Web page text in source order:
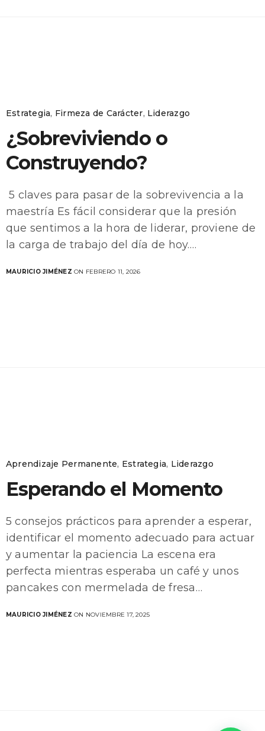
Estrategia, Firmeza de Carácter, Liderazgo
¿Sobreviviendo o
Construyendo?
5 claves para pasar de la sobrevivencia a la
maestría Es fácil considerar que la presión
que sentimos a la hora de liderar, proviene de
la carga de trabajo del día de hoy.…
MAURICIO JIMÉNEZ ON FEBRERO 11, 2026
Aprendizaje Permanente, Estrategia, Liderazgo
Esperando el Momento
5 consejos prácticos para aprender a esperar,
identificar el momento adecuado para actuar
y aumentar la paciencia La escena era
perfecta mientras esperaba un café y unos
pancakes con mermelada de fresa…
MAURICIO JIMÉNEZ ON NOVIEMBRE 17, 2025